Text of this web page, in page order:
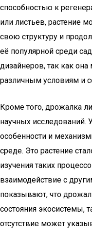
способностью к
или листьев, растение
свою структуру и
её популярной среди
дизайнеров, так как
различным условиям и
Кроме того, дрожалка
научных исследований.
особенности и
среде. Это растение
изучения таких
взаимодействие с
показывают, что
состояния экосистемы,
отсутствие может